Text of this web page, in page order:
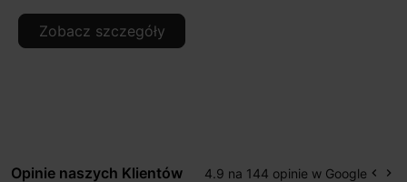
Zobacz szczegóły
Opinie naszych Klientów 4.9 na 144 opinie w Google keyboard_arrow_left keyboard_arrow_right